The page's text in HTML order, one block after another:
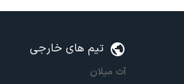
تیم های خارجی
آث میلان